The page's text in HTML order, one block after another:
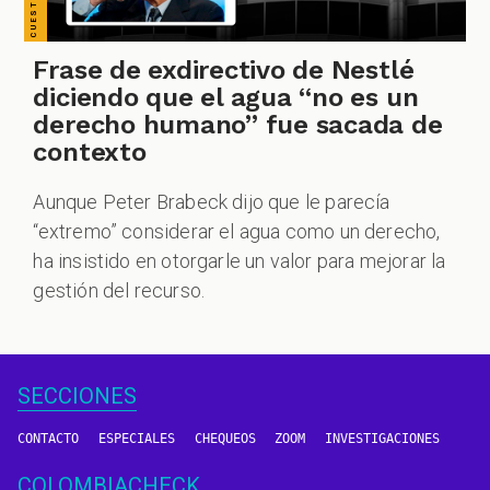
Frase de exdirectivo de Nestlé
diciendo que el agua “no es un
derecho humano” fue sacada de
contexto
Aunque Peter Brabeck dijo que le parecía
“extremo” considerar el agua como un derecho,
ha insistido en otorgarle un valor para mejorar la
gestión del recurso.
SECCIONES
CONTACTO ESPECIALES CHEQUEOS ZOOM INVESTIGACIONES